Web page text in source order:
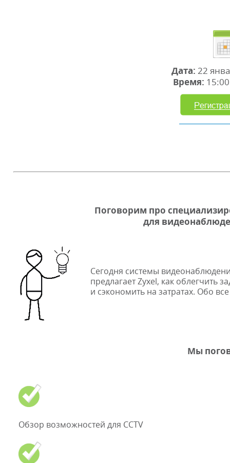
Дата: 22
Время:
Поговорим про
для
Сегодня системы
предлагает Zyxel, как облегчить
и сэкономить на затратах. Обо
Мы
Обзор возможностей для CCTV